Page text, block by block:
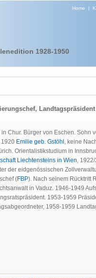
Home |
1928-1950
Landtagspräsident
Chur. Bürger von Eschen. Sohn
Emilie geb. Gstöhl , keine
Orientalistikstudium in
Liechtensteins in Wien,
der eidgenössischen
(FBP). Nach seinem Rücktritt
in Vaduz. 1946-1949
1953-1959
1958-1959